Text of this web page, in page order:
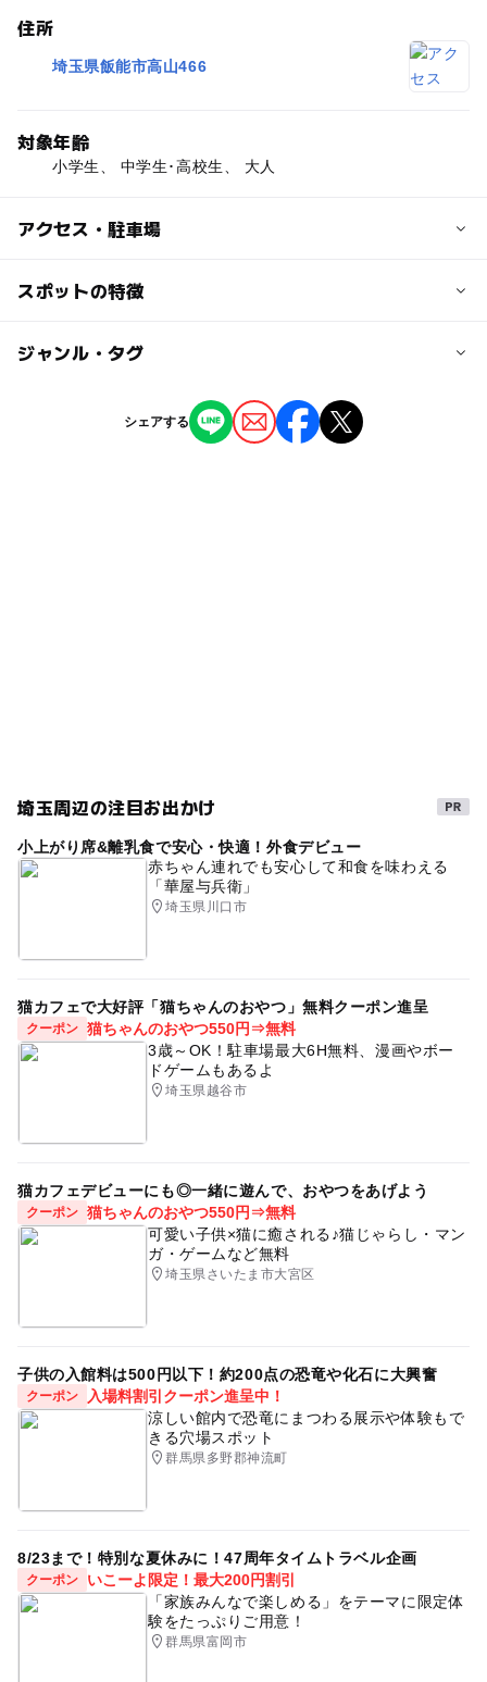
住所
埼玉県飯能市高山466
対象年齢
小学生、 中学生･高校生、 大人
アクセス・駐車場
交通アクセス
スポットの特徴
駐車場あり ー
ー 託児所
ジャンル・タグ
シェアする
埼玉周辺の注目お出かけ
小上がり席&離乳食で安心・快適！外食デビュー
赤ちゃん連れでも安心して和食を味わえる
「華屋与兵衛」
埼玉県川口市
猫カフェで大好評「猫ちゃんのおやつ」無料クーポン進呈
クーポン 猫ちゃんのおやつ550円⇒無料
3歳～OK！駐車場最大6H無料、漫画やボー
ドゲームもあるよ
埼玉県越谷市
猫カフェデビューにも◎一緒に遊んで、おやつをあげよう
クーポン 猫ちゃんのおやつ550円⇒無料
可愛い子供×猫に癒される♪猫じゃらし・マン
ガ・ゲームなど無料
埼玉県さいたま市大宮区
子供の入館料は500円以下！約200点の恐竜や化石に大興奮
クーポン
入場料割引クーポン進呈中！
涼しい館内で恐竜にまつわる展示や体験もで
きる穴場スポット
群馬県多野郡神流町
8/23まで！特別な夏休みに！47周年タイムトラベル企画
クーポン
いこーよ限定！最大200円割引
「家族みんなで楽しめる」をテーマに限定体
験をたっぷりご用意！
群馬県富岡市